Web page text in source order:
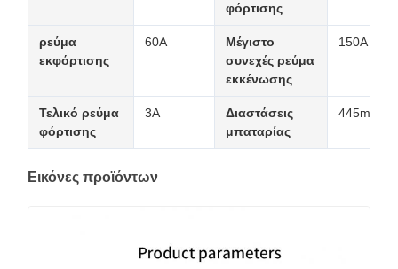
φόρτισης
ρεύμα
εκφόρτισης
60A
Μέγιστο
συνεχές ρεύμα
εκκένωσης
150A
Τελικό ρεύμα
φόρτισης
3Α
Διαστάσεις
μπαταρίας
Εικόνες προϊόντων